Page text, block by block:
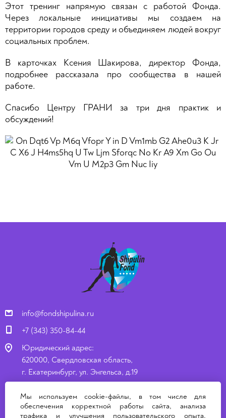
Этот тренинг напрямую связан с работой Фонда.
Через локальные инициативы мы создаем на
территории городов среду и объединяем людей вокруг
социальных проблем.
В карточках Ксения Шакирова, директор Фонда,
подробнее рассказала про сообщества в нашей
работе.
Спасибо Центру ГРАНИ за три дня практик и
обсуждений!
info@fondshipulina.ru
+7 (343) 350-84-44
Юридический адрес:
620000, Свердловская область,
г. Екатеринбург, ул. Энгельса, д.19
620000, Свердловская область,
г. Екатеринбург, ул. Энгельса, д. 19
Мы используем cookie-файлы, в том числе для
обеспечения корректной работы сайта, анализа
трафика и улучшения пользовательского опыта.